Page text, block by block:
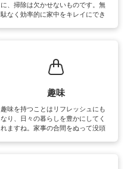
に、掃除は欠かせないものです。無
駄なく効率的に家中をキレイにでき
るお悩みを解消できるお役立ち情報
がたくさんあります。
趣味
趣味を持つことはリフレッシュにも
なり、日々の暮らしを豊かにしてく
れますね。家事の合間をぬって没頭